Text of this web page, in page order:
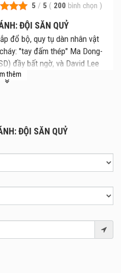
5 / 5 ( 200 bình chọn )
ĐỘI SĂN QUỶ
đổ bộ, quy tụ dàn nhân vật
"tay đấm thép" Ma Dong-
đầy bất ngờ, và David Lee
lùng và đập tan lũ thế lực
thêm
ĐỘI SĂN QUỶ